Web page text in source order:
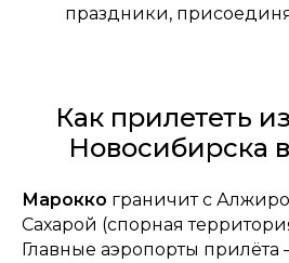
праздники,
Как прилететь
Новосибирска
Марокко граничит с
Сахарой (спорная
Главные аэропорты прилёта